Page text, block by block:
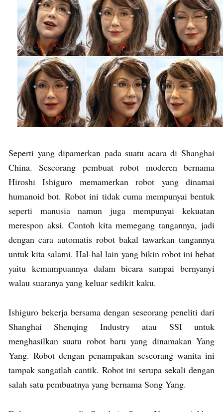
Seperti yang dipamerkan pada suatu acara di Shanghai
China. Seseorang pembuat robot moderen bernama
Hiroshi Ishiguro memamerkan robot yang dinamai
humanoid bot. Robot ini tidak cuma mempunyai bentuk
seperti manusia namun juga mempunyai kekuatan
merespon aksi. Contoh kita memegang tangannya, jadi
dengan cara automatis robot bakal tawarkan tangannya
untuk kita salami. Hal-hal lain yang bikin robot ini hebat
yaitu kemampuannya dalam bicara sampai bernyanyi
walau suaranya yang keluar sedikit kaku.
Ishiguro bekerja bersama dengan seseorang peneliti dari
Shanghai Shenqing Industry atau SSI untuk
menghasilkan suatu robot baru yang dinamakan Yang
Yang. Robot dengan penampakan seseorang wanita ini
tampak sangatlah cantik. Robot ini serupa sekali dengan
salah satu pembuatnya yang bernama Song Yang.